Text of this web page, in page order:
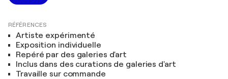
RÉFÉRENCES
Artiste expérimenté
Exposition individuelle
Repéré par des galeries d'art
Inclus dans des curations de galeries d'art
Travaille sur commande